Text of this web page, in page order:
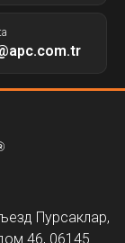
Пурсаклар,
46, 06145